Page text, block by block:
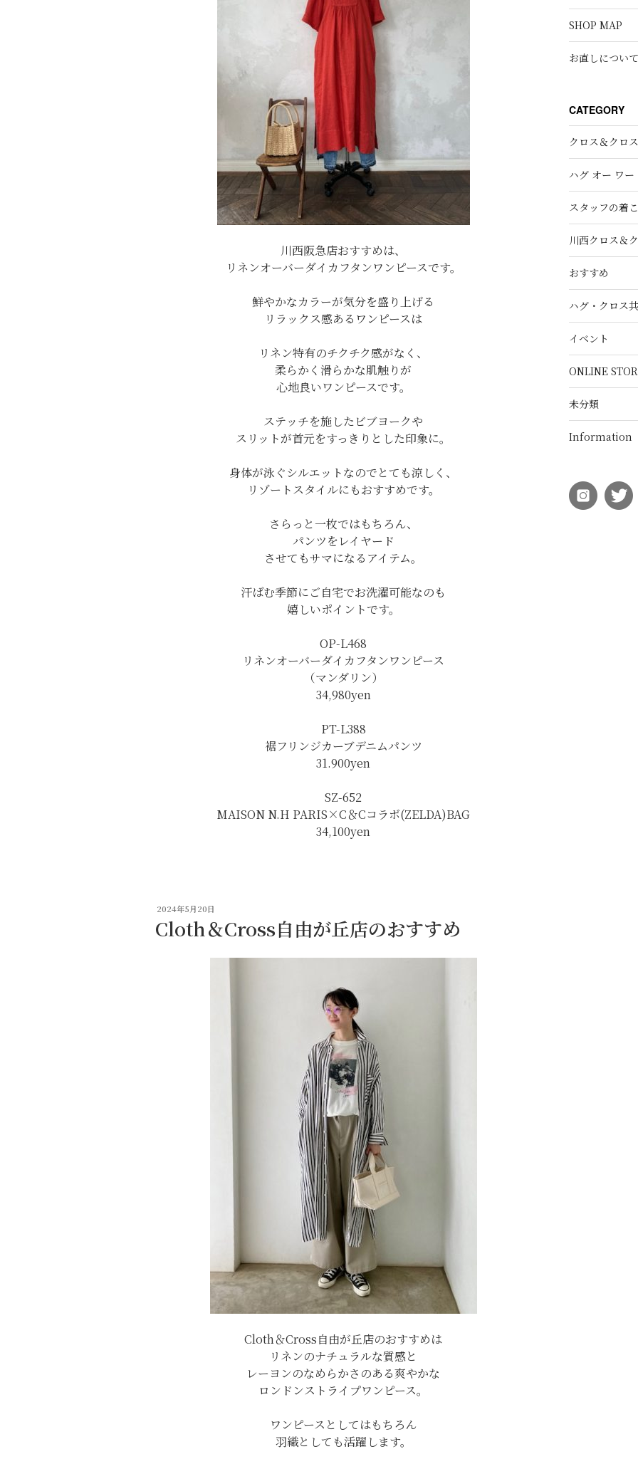
川西阪急店おすすめは、
リネンオーバーダイカフタンワンピースです。
鮮やかなカラーが気分を盛り上げる
リラックス感あるワンピースは
リネン特有のチクチク感がなく、
柔らかく滑らかな肌触りが
心地良いワンピースです。
ステッチを施したビブヨークや
スリットが首元をすっきりとした印象に。
身体が泳ぐシルエットなのでとても涼しく、
リゾートスタイルにもおすすめです。
さらっと一枚ではもちろん、
パンツをレイヤード
させてもサマになるアイテム。
汗ばむ季節にご自宅でお洗濯可能なのも
嬉しいポイントです。
OP-L468
リネンオーバーダイカフタンワンピース
（マンダリン）
34,980yen
PT-L388
裾フリンジカーブデニムパンツ
31.900yen
SZ-652
MAISON N.H PARIS×C＆Cコラボ(ZELDA)BAG
34,100yen
投
日:
2024年5月20日
Cloth＆Cross自由が丘店のおすすめ
Cloth＆Cross自由が丘店のおすすめは
リネンのナチュラルな質感と
レーヨンのなめらかさのある爽やかな
ロンドンストライプワンピース。
ワンピースとしてはもちろん
羽織としても活躍します。
SHOP MAP
お直しについて
CATEGORY
クロス＆クロス
ハグ オー ワー
スタッフの着
川西クロス＆
おすすめ
ハグ・クロス
イベント
ONLINE
未分類
Information